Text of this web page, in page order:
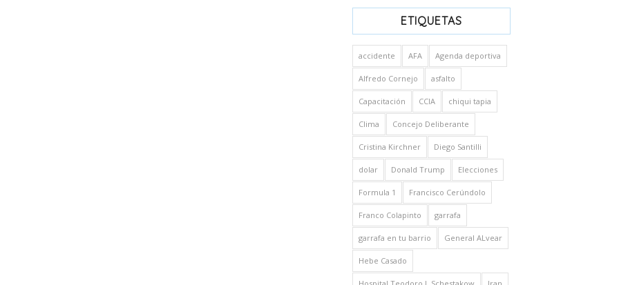
ETIQUETAS
accidente AFA Agenda deportiva
Alfredo Cornejo asfalto
Capacitación CCIA chiqui tapia
Clima Concejo Deliberante
Cristina Kirchner Diego Santilli
dolar Donald Trump Elecciones
Formula 1 Francisco Cerúndolo
Franco Colapinto garrafa
garrafa en tu barrio General ALvear
Hebe Casado